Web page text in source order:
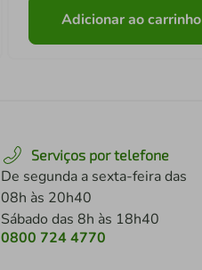
Adicionar ao carrinho
Serviços por telefone
De segunda a sexta-feira das
08h às 20h40
Sábado das 8h às 18h40
0800 724 4770